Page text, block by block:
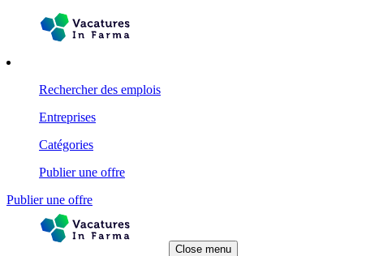
Rechercher des emplois
Entreprises
Catégories
Publier une offre
Publier une offre
Close menu